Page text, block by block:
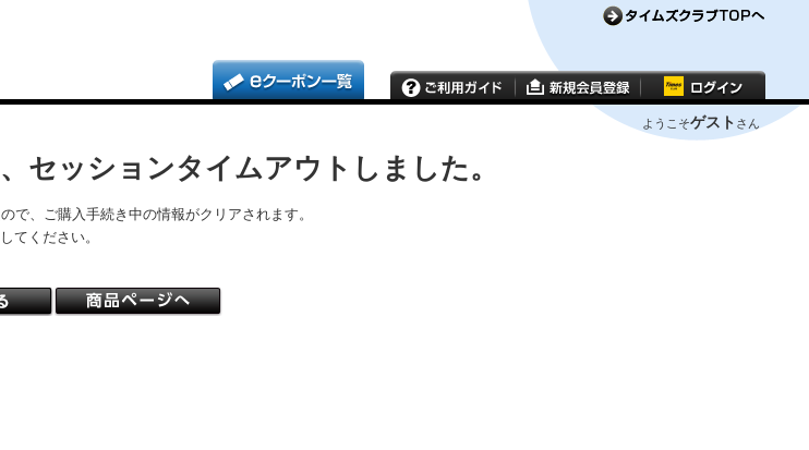
ようこそゲスト さん
セッションタイムアウトしました。
で、ご購入手続き中の情報がクリアされます。
てください。